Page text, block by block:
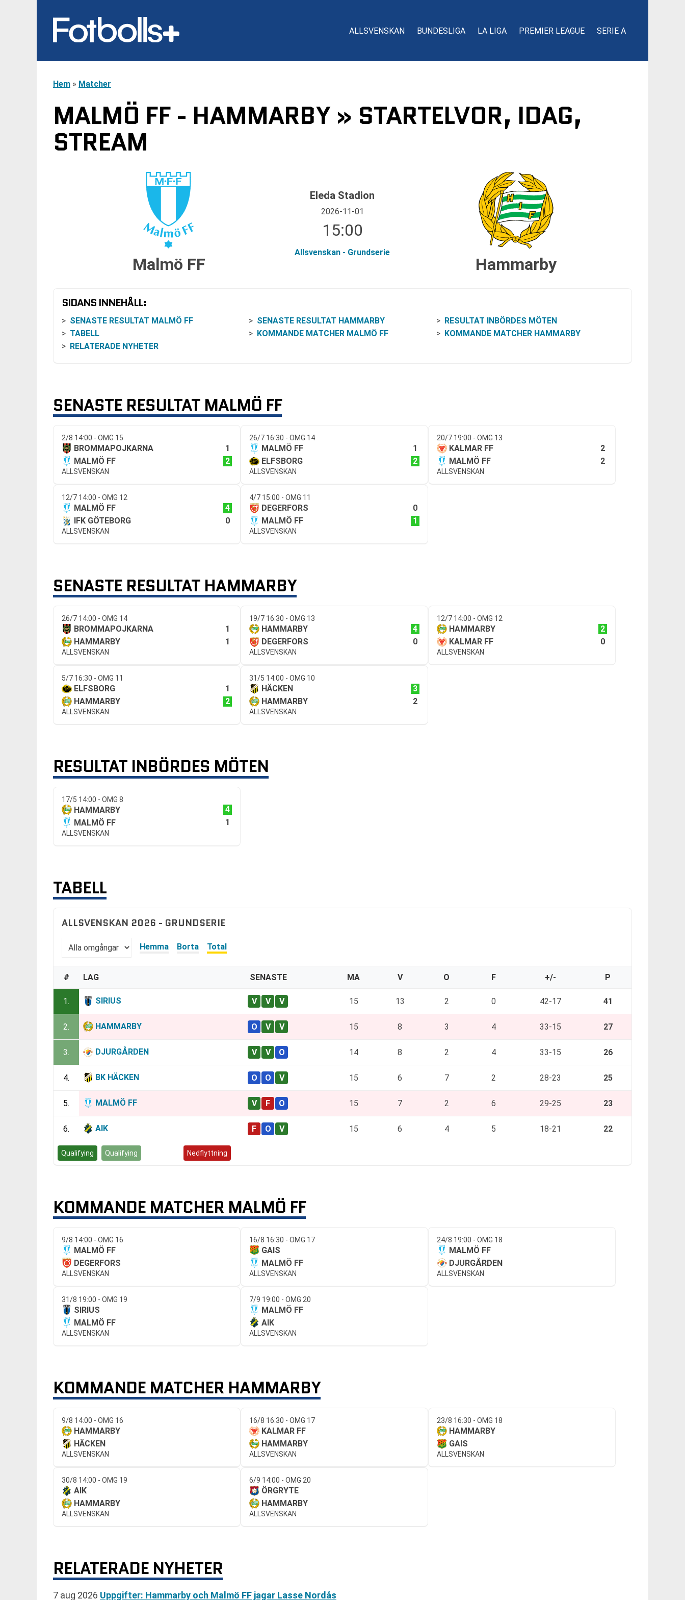
ALLSVENSKAN BUNDESLIGA LA LIGA PREMIER LEAGUE SERIE A
Hem » Matcher
MALMÖ FF - HAMMARBY » STARTELVOR, IDAG,
STREAM
Malmö FF
Eleda Stadion
2026-11-01
15:00
Allsvenskan - Grundserie
Hammarby
SIDANS INNEHÅLL:
SENASTE RESULTAT MALMÖ FF SENASTE RESULTAT HAMMARBY
RESULTAT INBÖRDES MÖTEN
TABELL
KOMMANDE MATCHER MALMÖ FF
KOMMANDE MATCHER HAMMARBY
RELATERADE NYHETER
SENASTE RESULTAT MALMÖ FF
2/8 14:00 - OMG 15
BROMMAPOJKARNA
1
MALMÖ FF
2
ALLSVENSKAN
26/7 16:30 - OMG 14
MALMÖ FF
1
ELFSBORG
2
ALLSVENSKAN
20/7 19:00 - OMG 13
KALMAR FF
2
MALMÖ FF
2
ALLSVENSKAN
12/7 14:00 - OMG 12
MALMÖ FF
4
IFK GÖTEBORG
0
ALLSVENSKAN
4/7 15:00 - OMG 11
DEGERFORS
0
MALMÖ FF
1
ALLSVENSKAN
SENASTE RESULTAT HAMMARBY
26/7 14:00 - OMG 14
BROMMAPOJKARNA
1
HAMMARBY
1
ALLSVENSKAN
19/7 16:30 - OMG 13
HAMMARBY
4
DEGERFORS
0
ALLSVENSKAN
12/7 14:00 - OMG 12
HAMMARBY
2
KALMAR FF
0
ALLSVENSKAN
5/7 16:30 - OMG 11
ELFSBORG
1
HAMMARBY
2
ALLSVENSKAN
31/5 14:00 - OMG 10
HÄCKEN
3
HAMMARBY
2
ALLSVENSKAN
RESULTAT INBÖRDES MÖTEN
17/5 14:00 - OMG 8
HAMMARBY
4
MALMÖ FF
1
ALLSVENSKAN
TABELL
ALLSVENSKAN 2026 - GRUNDSERIE
Hemma Borta Total
# LAG SENASTE MA V O F +/- P
1. SIRIUS 15 13 2 0 42-17 41
2. HAMMARBY 15 8 3 4 33-15 27
3. DJURGÅRDEN 14 8 2 4 33-15 26
4. BK HÄCKEN 15 6 7 2 28-23 25
5. MALMÖ FF 15 7 2 6 29-25 23
6. AIK 15 6 4 5 18-21 22
Qualifying Qualifying Nedflyttning
KOMMANDE MATCHER MALMÖ FF
9/8 14:00 - OMG 16
MALMÖ FF
DEGERFORS
ALLSVENSKAN
16/8 16:30 - OMG 17
GAIS
MALMÖ FF
ALLSVENSKAN
24/8 19:00 - OMG 18
MALMÖ FF
DJURGÅRDEN
ALLSVENSKAN
31/8 19:00 - OMG 19
SIRIUS
MALMÖ FF
ALLSVENSKAN
7/9 19:00 - OMG 20
MALMÖ FF
AIK
ALLSVENSKAN
KOMMANDE MATCHER HAMMARBY
9/8 14:00 - OMG 16
HAMMARBY
HÄCKEN
ALLSVENSKAN
16/8 16:30 - OMG 17
KALMAR FF
HAMMARBY
ALLSVENSKAN
23/8 16:30 - OMG 18
HAMMARBY
GAIS
ALLSVENSKAN
30/8 14:00 - OMG 19
AIK
HAMMARBY
ALLSVENSKAN
6/9 14:00 - OMG 20
ÖRGRYTE
HAMMARBY
ALLSVENSKAN
RELATERADE NYHETER
7 aug 2026 Uppgifter: Hammarby och Malmö FF jagar Lasse Nordås